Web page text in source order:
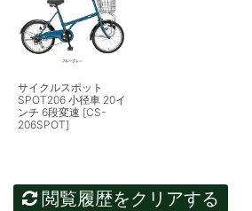
サイクルスポット
SPOT206 小径車 20イ
ンチ 6段変速 [CS-
206SPOT]
閲覧履歴をクリアする